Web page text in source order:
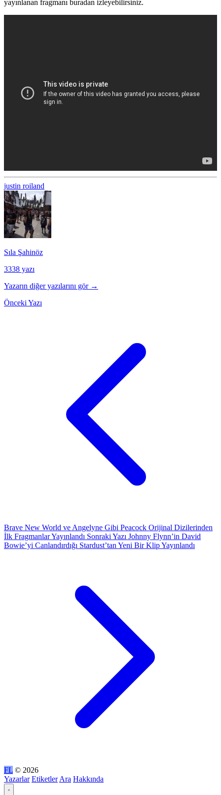
yayınlanan fragmanı buradan izleyebilirsiniz.
justin roiland
Sıla Şahinöz
3338 yazı
Yazarın diğer yazılarını gör →
Önceki Yazı
Brave New World ve Angelyne Gibi Peacock Orijinal Dizilerinden
İlk Fragmanlar Yayınlandı Sonraki Yazı Johnny Flynn’in David
Bowie’yi Canlandırdığı Stardust’tan Yeni Bir Klip Yayınlandı
FL © 2026
Yazarlar Etiketler Ara Hakkında